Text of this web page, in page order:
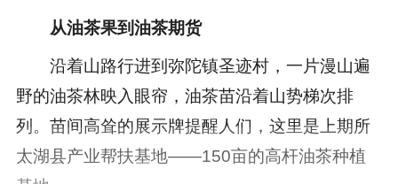
从油茶果到油茶期货
沿着山路行进到弥陀镇圣迹村，一片漫山遍
野的油茶林映入眼帘，油茶苗沿着山势梯次排
列。苗间高耸的展示牌提醒人们，这里是上期所
太湖县产业帮扶基地——150亩的高杆油茶种植